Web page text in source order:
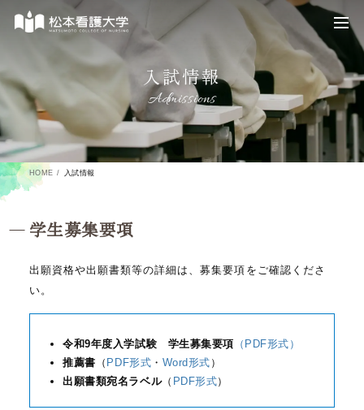
入試情報
Admissions
HOME 入試情報
学生募集要項
出願資格や出願書類等の詳細は、募集要項をご確認くださ
い。
令和9年度入学試験 学生募集要項 （PDF形式）
推薦書 （ PDF形式 ・ Word形式 ）
出願書類宛名ラベル（ PDF形式）